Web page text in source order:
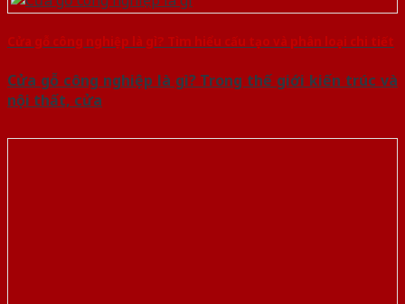
Cửa gỗ công nghiệp là gì? Tìm hiểu cấu tạo và phân loại chi tiết
Cửa gỗ công nghiệp là gì? Trong thế giới kiến trúc và
nội thất, cửa